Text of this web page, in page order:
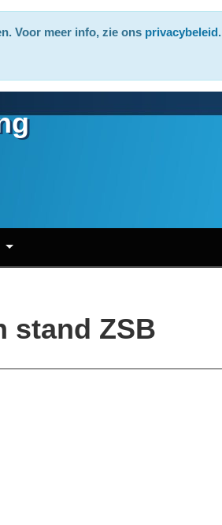
Voor meer info, zie ons privacybeleid.
stand ZSB